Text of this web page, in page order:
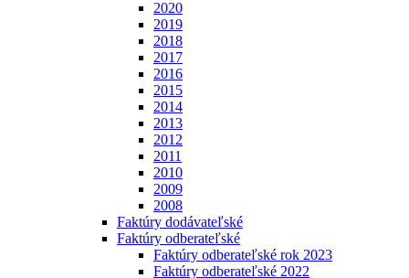
2020
2019
2018
2017
2016
2015
2014
2013
2012
2011
2010
2009
2008
Faktúry dodávateľské
Faktúry odberateľské
Faktúry odberateľské rok 2023
Faktúry odberateľské 2022